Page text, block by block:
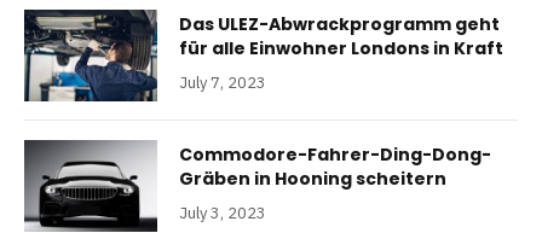
Das ULEZ-Abwrackprogramm geht
für alle Einwohner Londons in Kraft
July 7, 2023
Commodore-Fahrer-Ding-Dong-
Gräben in Hooning scheitern
July 3, 2023